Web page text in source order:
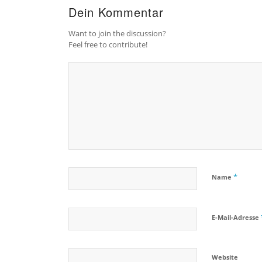
Dein Kommentar
Want to join the discussion?
Feel free to contribute!
Name*
E-Mail-Adresse
Website